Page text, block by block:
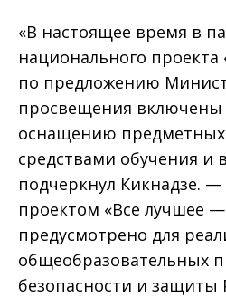
«В настоящее время в
национального
по предложению
просвещения
оснащению
средствами обучения и
подчеркнул Кикнадзе.
проектом «Все лучшее
предусмотрено для
общеобразовательных
безопасности и защиты